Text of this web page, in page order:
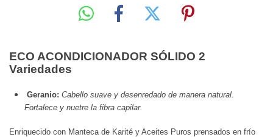
ECO ACONDICIONADOR SÓLIDO 2
Variedades
Geranio: Cabello suave y desenredado de manera natural.
Fortalece y nuetre la fibra capilar.
Enriquecido con Manteca de Karité y Aceites Puros prensados en frío